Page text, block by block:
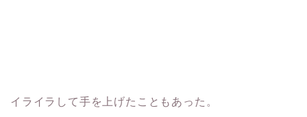
イライラして手を上げたこともあった。